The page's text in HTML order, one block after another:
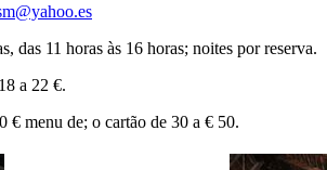
das 11 horas às 16 horas; noites por reserva.
a 22 €.
€ menu de; o cartão de 30 a € 50.